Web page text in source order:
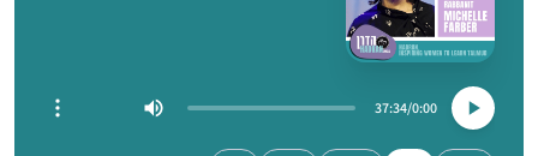
0:00
37:34